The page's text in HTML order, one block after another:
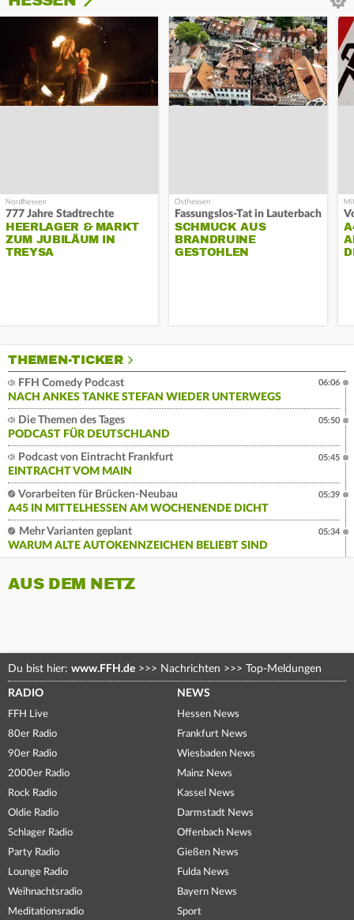
777 Jahre Stadtrechte
HEERLAGER & MARKT
ZUM JUBILÄUM IN
TREYSA
Fassungslos-Tat in Lauterbach
SCHMUCK AUS
BRANDRUINE
GESTOHLEN
THEMEN-TICKER
FFH Comedy Podcast
NACH ANKES TANKE STEFAN WIEDER UNTERWEGS
06:06
Die Themen des Tages
PODCAST FÜR DEUTSCHLAND
05:50
Podcast von Eintracht Frankfurt
EINTRACHT VOM MAIN
05:45
Vorarbeiten für Brücken-Neubau
A45 IN MITTELHESSEN AM WOCHENENDE DICHT
05:39
Mehr Varianten geplant
WARUM ALTE AUTOKENNZEICHEN BELIEBT SIND
05:34
AUS DEM NETZ
Du bist hier: www.FFH.de >>> Nachrichten >>> Top-Meldungen
RADIO
FFH Live
80er Radio
90er Radio
2000er Radio
Rock Radio
Oldie Radio
Schlager Radio
Party Radio
Lounge Radio
Weihnachtsradio
Meditationsradio
NEWS
Hessen News
Frankfurt News
Wiesbaden News
Mainz News
Kassel News
Darmstadt News
Offenbach News
Gießen News
Fulda News
Bayern News
Sport